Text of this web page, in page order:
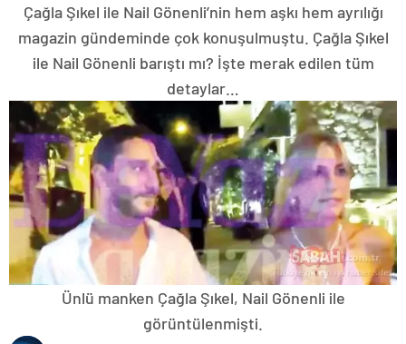
Çağla Şıkel ile Nail Gönenli’nin hem aşkı hem ayrılığı
magazin gündeminde çok konuşulmuştu. Çağla Şıkel
ile Nail Gönenli barıştı mı? İşte merak edilen tüm
detaylar…
Ünlü manken Çağla Şıkel, Nail Gönenli ile
görüntülenmişti.